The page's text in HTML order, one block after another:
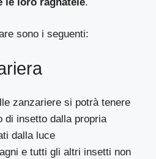
sono i seguenti:
zanzariere si potrà tenere
di insetto dalla propria
dalla luce
e tutti gli altri insetti non